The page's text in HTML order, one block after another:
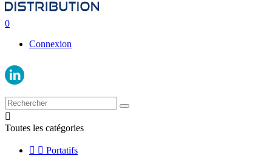
0
Connexion

Toutes les catégories
  Portatifs